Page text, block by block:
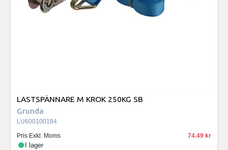
LASTSPÄNNARE M KROK 250KG SB
Grunda
LU600100184
Pris Exkl. Moms
74.49
I lager